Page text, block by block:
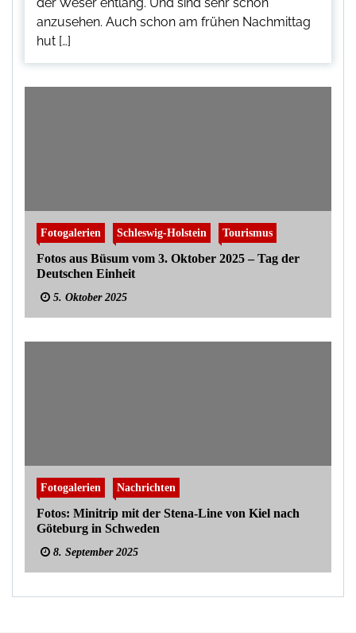
anzusehen. Auch schon am frühen Nachmittag
hut […]
Fotogalerien Schleswig-Holstein Tourismus
Fotos aus Büsum vom 3. Oktober 2025 – Tag der
Deutschen Einheit
5. Oktober 2025
Fotogalerien Nachrichten
Fotos: Minitrip mit der Stena-Line von Kiel nach
Göteburg in Schweden
8. September 2025